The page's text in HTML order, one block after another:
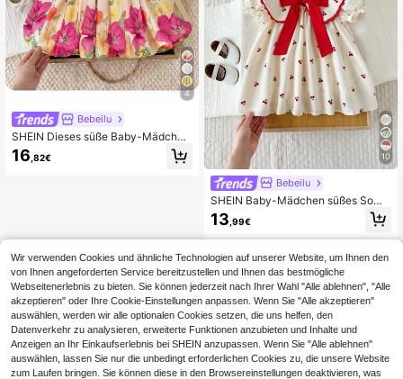
4
Bebeilu
SHEIN Dieses süße Baby-Mädchen
-Kleid mit Blume Muster, Peter-Pan
-Kragen und Weste ist stylisch, fran
16 ,82€ 10
Bebeilu
SHEIN Baby-Mädchen süßes Som
merkleid mit Blumenmuster und gel
bem Schleifen-Kragen, Kurzarm
13 ,99€
Wir verwenden Cookies und ähnliche Technologien auf unserer Website, um Ihnen den
von Ihnen angeforderten Service bereitzustellen und Ihnen das bestmögliche
Webseitenerlebnis zu bieten. Sie können jederzeit nach Ihrer Wahl "Alle ablehnen", "Alle
akzeptieren" oder Ihre Cookie-Einstellungen anpassen. Wenn Sie "Alle akzeptieren"
auswählen, werden wir alle optionalen Cookies setzen, die uns helfen, den
Datenverkehr zu analysieren, erweiterte Funktionen anzubieten und Inhalte und
Anzeigen an Ihr Einkaufserlebnis bei SHEIN anzupassen. Wenn Sie "Alle ablehnen"
auswählen, lassen Sie nur die unbedingt erforderlichen Cookies zu, die unsere Website
zum Laufen bringen. Sie können diese in den Browsereinstellungen deaktivieren, was